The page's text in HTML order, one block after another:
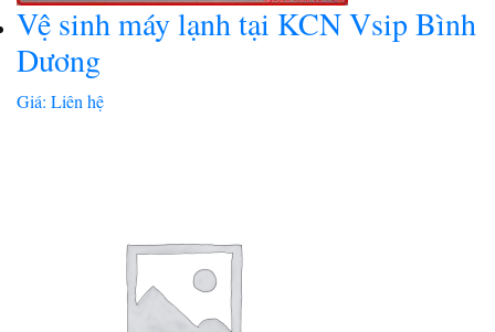
Vệ sinh máy lạnh tại KCN Vsip Bình
Dương
Giá: Liên hệ